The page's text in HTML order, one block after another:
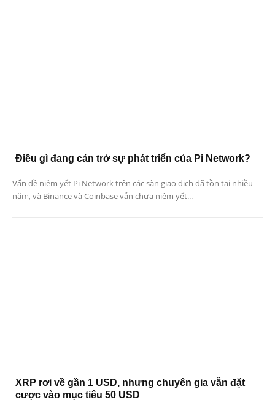
Điều gì đang cản trở sự phát triển của Pi Network?
Vấn đề niêm yết Pi Network trên các sàn giao dịch đã tồn tại nhiều
năm, và Binance và Coinbase vẫn chưa niêm yết...
XRP rơi về gần 1 USD, nhưng chuyên gia vẫn đặt
cược vào mục tiêu 50 USD